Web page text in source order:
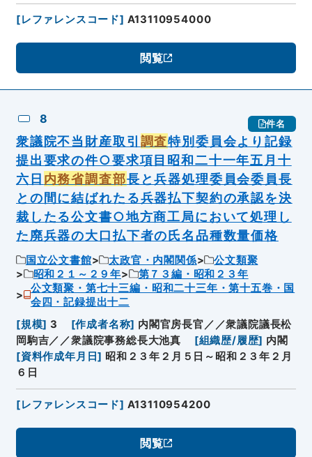
[レファレンスコード] A13110954000
閲覧
8 件名
衆議院不当財産取引 調査特別委員会より記録
提出要求の件○要求項目昭和二十一年五月十
六日 内務省調査部長と兵器処理委員会委員長
との間に結ばれたる兵器払下契約の承認を決
裁したる公文書○地方商工局において処理し
た廃兵器の大口払下者の氏名品種数量価格
国立公文書館 太政官・内閣関係
公文類聚
昭和２１～２９年
第７３編・昭和２３年
公文類聚・第七十三編・昭和二十三年・第十五巻・国
会四・記録提出十二
[規模] 3 [作成者名称] 内閣官房長官／／衆議院議長松
岡駒吉／／衆議院事務総長大池真
[組織歴/履歴] 内閣
[資料作成年月日] 昭和２３年２月５日～昭和２３年２月
６日
[レファレンスコード] A13110954200
閲覧